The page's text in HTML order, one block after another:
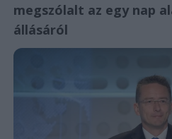
megszólalt az egy nap
állásáról